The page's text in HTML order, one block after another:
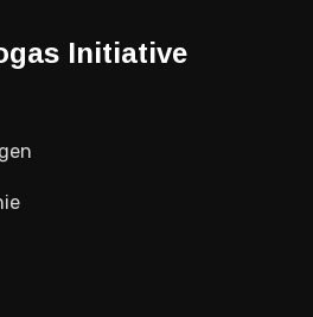
Initiative